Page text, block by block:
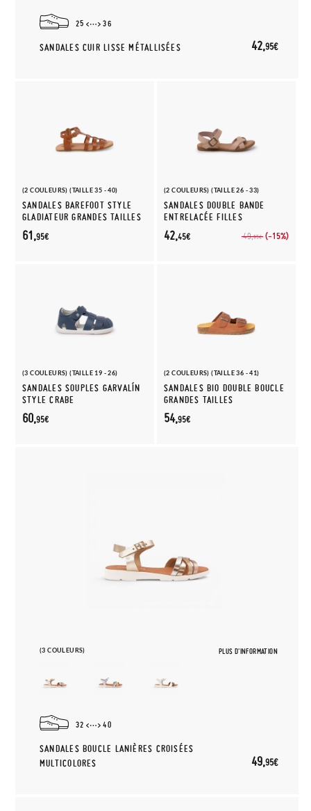
25 36
SANDALES CUIR LISSE MÉTALLISÉES 42,95€
(2 COULEURS) (TAILLE 35 - 40)
SANDALES BAREFOOT STYLE
GLADIATEUR GRANDES TAILLES
61,95€
(2 COULEURS) (TAILLE 26 - 33)
SANDALES DOUBLE BANDE
ENTRELACÉE FILLES
49,95€ (-15%)
42,45€
(3 COULEURS) (TAILLE 19 - 26)
SANDALES SOUPLES GARVALÍN
STYLE CRABE
60,95€
(2 COULEURS) (TAILLE 36 - 41)
SANDALES BIO DOUBLE BOUCLE
GRANDES TAILLES
54,95€
(3 COULEURS) PLUS D'INFORMATION
32 40
SANDALES BOUCLE LANIÈRES CROISÉES
MULTICOLORES
49,95€